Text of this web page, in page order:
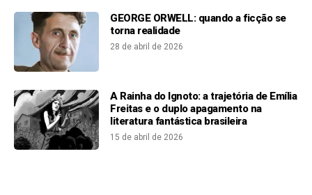
GEORGE ORWELL: quando a ficção se
torna realidade
28 de abril de 2026
A Rainha do Ignoto: a trajetória de Emília
Freitas e o duplo apagamento na
literatura fantástica brasileira
15 de abril de 2026